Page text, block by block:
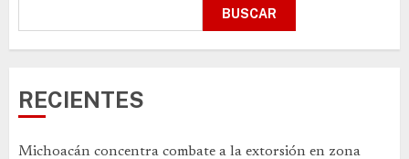
BUSCAR
RECIENTES
Michoacán concentra combate a la extorsión en zona